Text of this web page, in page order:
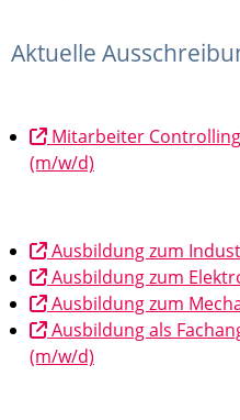
Aktuelle
Mitarbeiter
(m/w/d)
Ausbildung zum
Ausbildung zum
Ausbildung zum
Ausbildung als
(m/w/d)